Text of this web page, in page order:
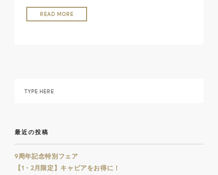
READ MORE
最近の投稿
9周年記念特別フェア
【1・2月限定】キャビアをお得に！